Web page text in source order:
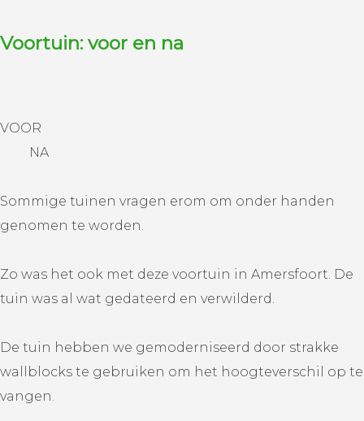
Voortuin: voor en na
VOOR
NA
Sommige tuinen vragen erom om onder handen
genomen te worden.
Zo was het ook met deze voortuin in Amersfoort. De
tuin was al wat gedateerd en verwilderd.
De tuin hebben we gemoderniseerd door strakke
wallblocks te gebruiken om het hoogteverschil op te
vangen.